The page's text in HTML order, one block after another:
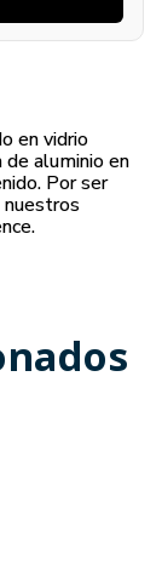
en vidrio
aluminio en
Por ser